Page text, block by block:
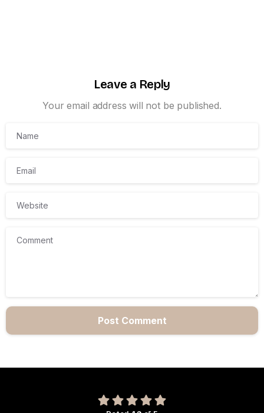
Leave a Reply
Your email address will not be published.
Name
Email
Website
Comment